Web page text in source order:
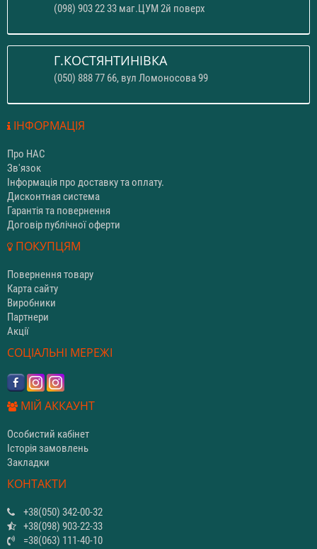
(098) 903 22 33 маг.ЦУМ 2й поверх
Г.КОСТЯНТИНІВКА
(050) 888 77 66, вул Ломоносова 99
ІНФОРМАЦІЯ
Про НАС
Зв'язок
Інформація про доставку та оплату.
Дисконтная система
Гарантія та повернення
Договір публічної оферти
ПОКУПЦЯМ
Повернення товару
Карта сайту
Виробники
Партнери
Акції
СОЦІАЛЬНІ МЕРЕЖІ
МІЙ АККАУНТ
Особистий кабінет
Історія замовлень
Закладки
КОНТАКТИ
+38(050) 342-00-32
+38(098) 903-22-33
=38(063) 111-40-10